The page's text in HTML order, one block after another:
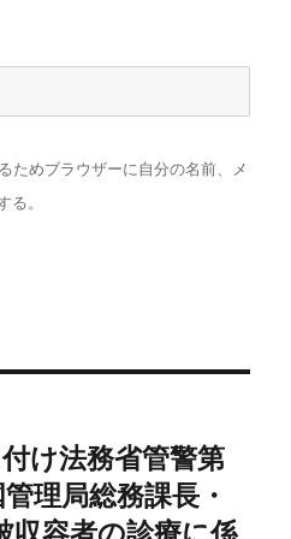
ためブラウザーに自分の名前、メ
る。
け法務省管警第
理局総務課長・